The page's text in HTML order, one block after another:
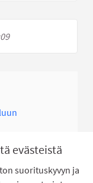
evästeistä
suorituskyvyn ja